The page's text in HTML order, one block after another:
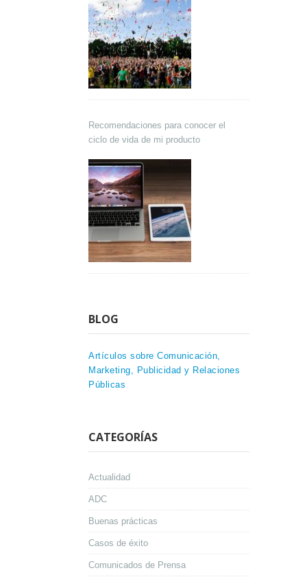
Recomendaciones para conocer el
ciclo de vida de mi producto
BLOG
Artículos sobre Comunicación,
Marketing, Publicidad y Relaciones
Públicas
CATEGORÍAS
Actualidad
ADC
Buenas prácticas
Casos de éxito
Comunicados de Prensa